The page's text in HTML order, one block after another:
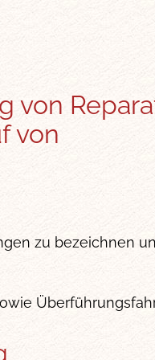
von
von
zu bezeichnen